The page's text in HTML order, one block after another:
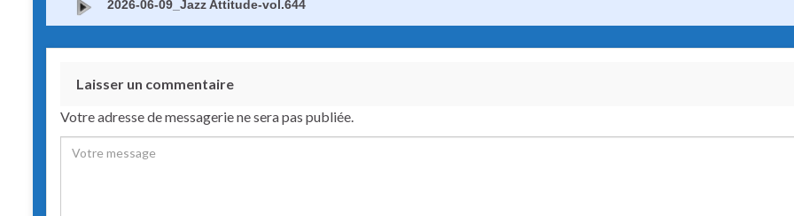
2026-06-09_Jazz Attitude-vol.644
Laisser un commentaire
Votre adresse de messagerie ne sera pas publiée.